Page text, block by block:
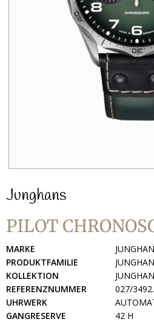
Junghans
PILOT
MARKE
PRODUKTFAMILIE
KOLLEKTION
REFERENZNUMMER
027/
UHRWERK
GANGRESERVE
42 H